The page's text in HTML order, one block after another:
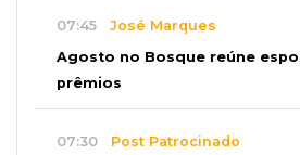
07:45 José Marques
Agosto no Bosque reúne
prêmios
07:30 Post Patrocinado